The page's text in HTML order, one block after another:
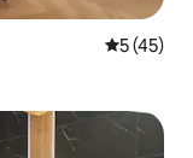
5 de uma
5 (45)